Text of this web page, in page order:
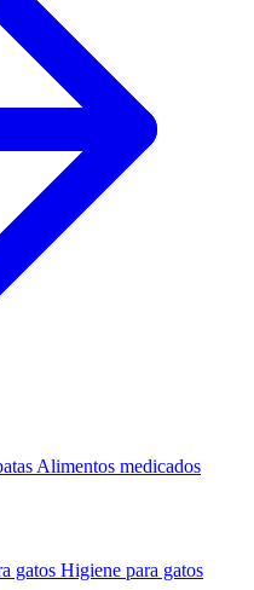
Alimentos medicados
gatos Higiene para gatos